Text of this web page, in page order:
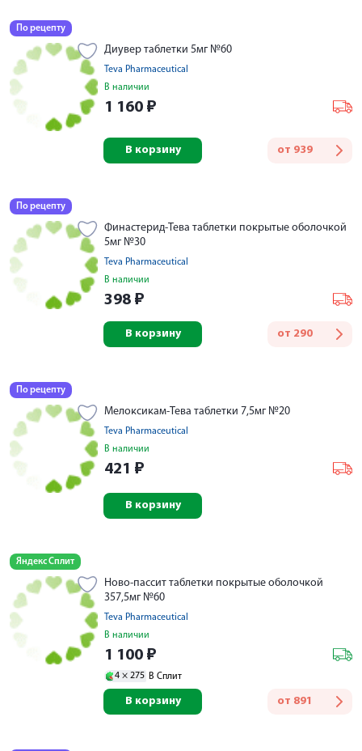
По рецепту
Диувер таблетки 5мг №60
Teva Pharmaceutical
В наличии
1 160 ₽
от 939
В корзину
По рецепту
Финастерид-Тева таблетки покрытые оболочкой
5мг №30
Teva Pharmaceutical
В наличии
398 ₽
от 290
В корзину
По рецепту
Мелоксикам-Тева таблетки 7,5мг №20
Teva Pharmaceutical
В наличии
421 ₽
В корзину
Яндекс Сплит
Ново-пассит таблетки покрытые оболочкой
357,5мг №60
Teva Pharmaceutical
В наличии
1 100 ₽
4 × 275 В Сплит
от 891
В корзину